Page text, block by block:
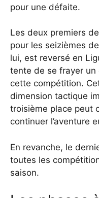
pour une défaite.
Les deux premiers
pour les seizièmes
lui, est reversé en
tente de se frayer un
cette compétition.
dimension tactique
troisième place peut
continuer l’aventure
En revanche, le
toutes les
saison.